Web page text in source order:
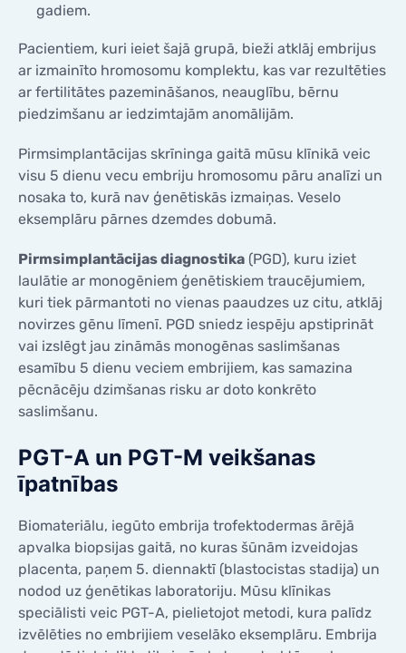
gadiem.
Pacientiem, kuri ieiet šajā grupā, bieži atklāj embrijus
ar izmainīto hromosomu komplektu, kas var rezultēties
ar fertilitātes pazemināšanos, neauglību, bērnu
piedzimšanu ar iedzimtajām anomālijām.
Pirmsimplantācijas skrīninga gaitā mūsu klīnikā veic
visu 5 dienu vecu embriju hromosomu pāru analīzi un
nosaka to, kurā nav ģenētiskās izmaiņas. Veselo
eksemplāru pārnes dzemdes dobumā.
Pirmsimplantācijas diagnostika (PGD), kuru iziet
laulātie ar monogēniem ģenētiskiem traucējumiem,
kuri tiek pārmantoti no vienas paaudzes uz citu, atklāj
novirzes gēnu līmenī. PGD sniedz iespēju apstiprināt
vai izslēgt jau zināmās monogēnas saslimšanas
esamību 5 dienu veciem embrijiem, kas samazina
pēcnācēju dzimšanas risku ar doto konkrēto
saslimšanu.
PGT-A un PGT-M veikšanas
īpatnības
Biomateriālu, iegūto embrija trofektodermas ārējā
apvalka biopsijas gaitā, no kuras šūnām izveidojas
placenta, paņem 5. diennaktī (blastocistas stadija) un
nodod uz ģenētikas laboratoriju. Mūsu klīnikas
speciālisti veic PGT-A, pielietojot metodi, kura palīdz
izvēlēties no embrijiem veselāko eksemplāru. Embrija